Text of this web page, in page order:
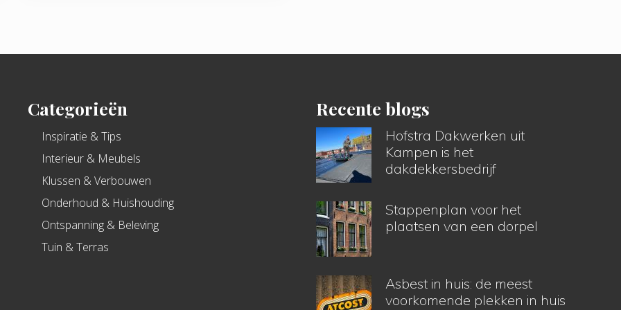
Categorieën
Inspiratie & Tips
Interieur & Meubels
Klussen & Verbouwen
Onderhoud & Huishouding
Ontspanning & Beleving
Tuin & Terras
Recente blogs
Hofstra Dakwerken uit
Kampen is het
dakdekkersbedrijf
Stappenplan voor het
plaatsen van een dorpel
Asbest in huis: de meest
voorkomende plekken in huis